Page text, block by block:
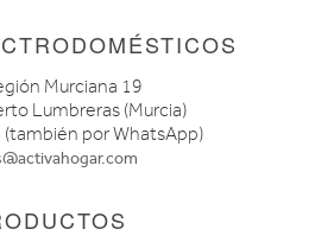
Murciana 19
Lumbreras (Murcia)
(también por WhatsApp)